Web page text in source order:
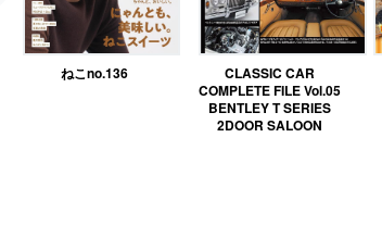
ねこno.136
CLASSIC CAR
COMPLETE FILE Vol.05
BENTLEY T SERIES
2DOOR SALOON